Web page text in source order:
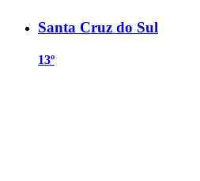
Santa Cruz do Sul
13º